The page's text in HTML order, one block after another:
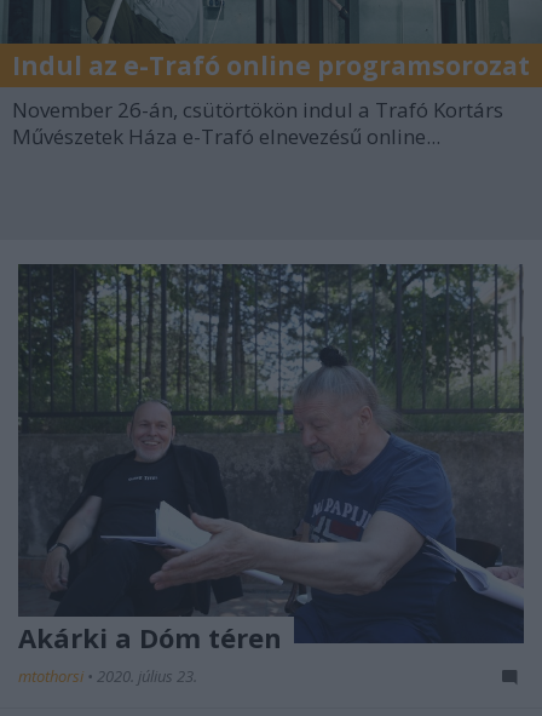
Indul az e-Trafó online programsorozat
November 26-án, csütörtökön indul a Trafó Kortárs
Művészetek Háza e-Trafó elnevezésű online...
Akárki a Dóm téren
mtothorsi • 2020. július 23.